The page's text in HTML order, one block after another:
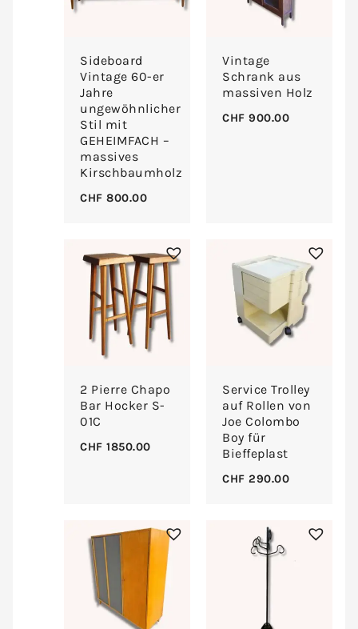
Sideboard
Vintage 60-er
Jahre
ungewöhnlicher
Stil mit
GEHEIMFACH –
massives
Kirschbaumholz
CHF 800.00
Vintage
Schrank aus
massiven Holz
CHF 900.00
2 Pierre Chapo
Bar Hocker S-
01C
CHF 1850.00
Service Trolley
auf Rollen von
Joe Colombo
Boy für
Bieffeplast
CHF 290.00